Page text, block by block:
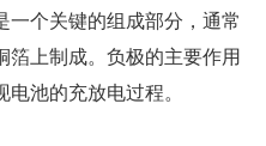
个关键的组成部分，通常
箔上制成。负极的主要作用
池的充放电过程。